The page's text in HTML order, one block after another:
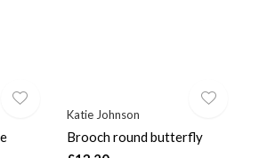
Katie Johnson
Brooch round butterfly